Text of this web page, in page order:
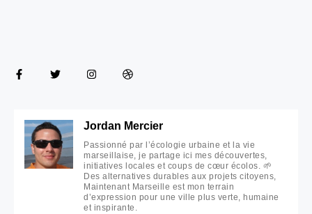
Jordan Mercier
Passionné par l’écologie urbaine et la vie
marseillaise, je partage ici mes découvertes,
initiatives locales et coups de cœur écolos. 🌱
Des alternatives durables aux projets citoyens,
Maintenant Marseille est mon terrain
d’expression pour une ville plus verte, humaine
et inspirante.